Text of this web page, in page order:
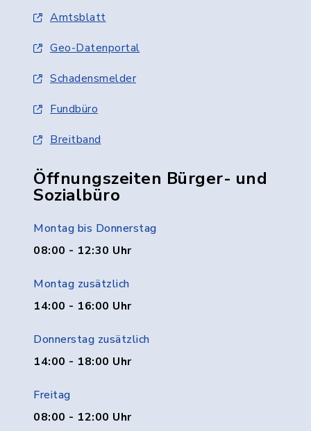
Amtsblatt
Geo-Datenportal
Schadensmelder
Fundbüro
Breitband
Öffnungszeiten Bürger- und
Sozialbüro
Montag bis Donnerstag
08:00 - 12:30 Uhr
Montag zusätzlich
14:00 - 16:00 Uhr
Donnerstag zusätzlich
14:00 - 18:00 Uhr
Freitag
08:00 - 12:00 Uhr